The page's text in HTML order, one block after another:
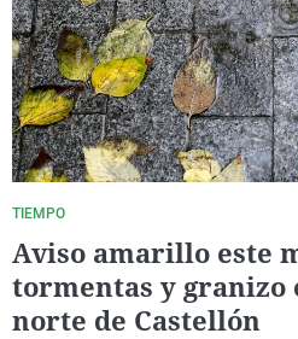
TIEMPO
Aviso amarillo este
tormentas y
norte de Castellón